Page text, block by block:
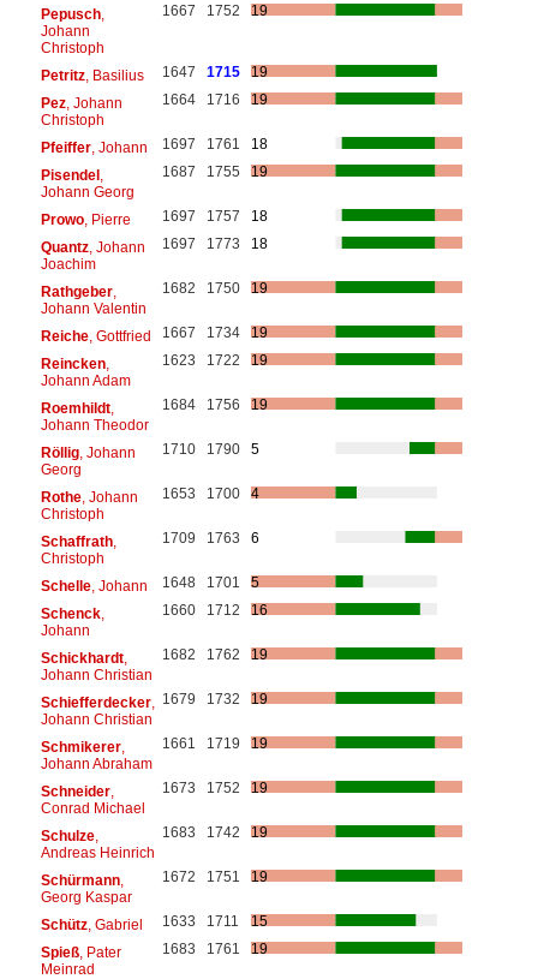
Pepusch,
Johann
Christoph
1667 1752 19
Petritz, Basilius 1647 1715
19
Pez, Johann
Christoph
1664 1716 19
Pfeiffer, Johann 1697 1761
18
Pisendel,
Johann Georg
1687 1755 19
Prowo, Pierre 1697 1757
18
Quantz, Johann
Joachim
1697 1773 18
Rathgeber,
Johann Valentin
1682 1750 19
Reiche, Gottfried 1667 1734
19
Reincken,
Johann Adam
1623 1722 19
Roemhildt,
Johann Theodor
1684 1756 19
Röllig, Johann
Georg
1710 1790 5
Rothe, Johann
Christoph
1653 1700 4
Schaffrath,
Christoph
1709 1763 6
Schelle, Johann 1648 1701
5
Schenck,
Johann
1660 1712 16
Schickhardt,
Johann Christian
1682 1762 19
Schiefferdecker,
Johann Christian
1679 1732 19
Schmikerer,
Johann Abraham
1661 1719 19
Schneider,
Conrad Michael
1673 1752 19
Schulze,
Andreas Heinrich
1683 1742 19
Schürmann,
Georg Kaspar
1672 1751 19
Schütz, Gabriel 1633 1711
15
Spieß, Pater
Meinrad
1683 1761 19